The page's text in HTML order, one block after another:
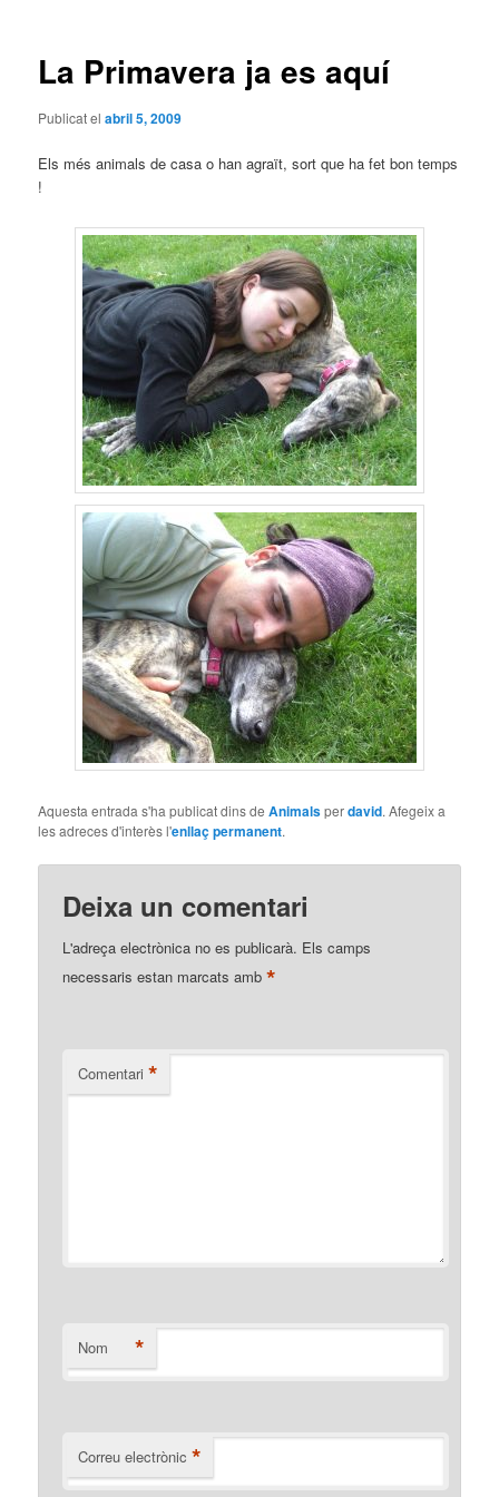
La Primavera ja es aquí
Publicat elabril 5, 2009
Els més animals de casa o han agraït, sort que ha fet bon temps
!
Aquesta entrada s'ha publicat dins deAnimalsperdavid. Afegeix a
les adreces d'interès l'enllaç permanent.
Deixa un comentari
L'adreça electrònica no es publicarà. Els camps
necessaris estan marcats amb*
Comentari *
Nom *
Correu electrònic *